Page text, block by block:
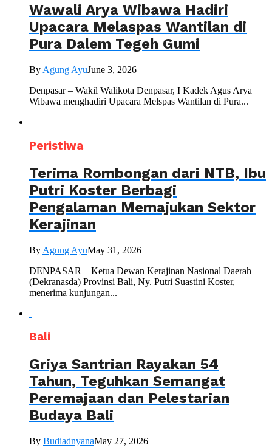
Wawali Arya Wibawa Hadiri
Upacara Melaspas Wantilan di
Pura Dalem Tegeh Gumi
By Agung AyuJune 3, 2026
Denpasar – Wakil Walikota Denpasar, I Kadek Agus Arya
Wibawa menghadiri Upacara Melspas Wantilan di Pura...
Peristiwa
Terima Rombongan dari NTB, Ibu
Putri Koster Berbagi
Pengalaman Memajukan Sektor
Kerajinan
By Agung AyuMay 31, 2026
DENPASAR – Ketua Dewan Kerajinan Nasional Daerah
(Dekranasda) Provinsi Bali, Ny. Putri Suastini Koster,
menerima kunjungan...
Bali
Griya Santrian Rayakan 54
Tahun, Teguhkan Semangat
Peremajaan dan Pelestarian
Budaya Bali
By BudiadnyanaMay 27, 2026